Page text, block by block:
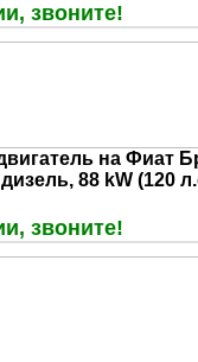
звоните!
на Фиат
88 kW (120
звоните!